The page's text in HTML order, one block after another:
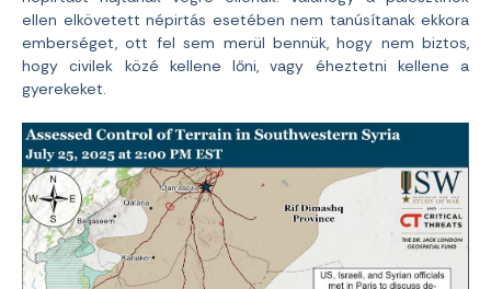
ellen elkövetett népirtás esetében nem tanúsítanak ekkora
emberséget, ott fel sem merül bennük, hogy nem biztos,
hogy civilek közé kellene lőni, vagy éheztetni kellene a
gyerekeket.